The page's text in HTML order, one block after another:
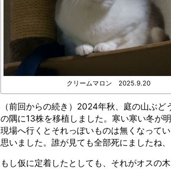
クリームマロン 2025.9.20
（前回からの続き）2024年秋、庭の山ぶど
の隅に13株を移植しました。寒い寒い冬が
現場へ行くとそれっぽいものは無くなって
思いました。誰が見ても全部死にましたね、
もし仮に定着したとしても、それがオスの